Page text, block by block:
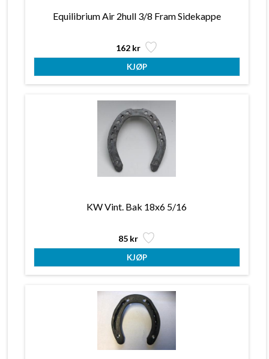
Equilibrium Air 2hull 3/8 Fram Sidekappe
162 kr
KW Vint. Bak 18x6 5/16
85 kr